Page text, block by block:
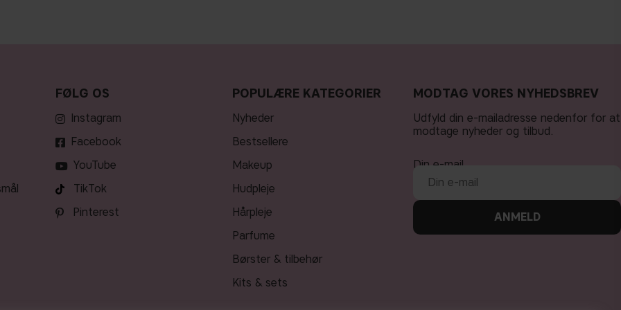
FØLG OS
Instagram
Facebook
YouTube
TikTok
Pinterest
POPULÆRE KATEGORIER
nyheder
bestsellere
makeup
hudpleje
hårpleje
parfume
børster & tilbehør
kits & sets
MODTAG VORES NYHEDSBREV
Udfyld din e-mailadresse nedenfor for at
modtage nyheder og tilbud.
Din e-mail
ANMELD